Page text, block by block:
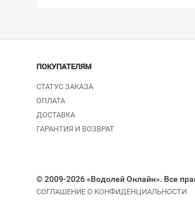
ПОКУПАТЕЛЯМ
СТАТУС ЗАКАЗА
ОПЛАТА
ДОСТАВКА
ГАРАНТИЯ И ВОЗВРАТ
© 2009-2026 «Водолей Онлайн». Все
СОГЛАШЕНИЕ О КОНФИДЕНЦИАЛЬНОСТИ